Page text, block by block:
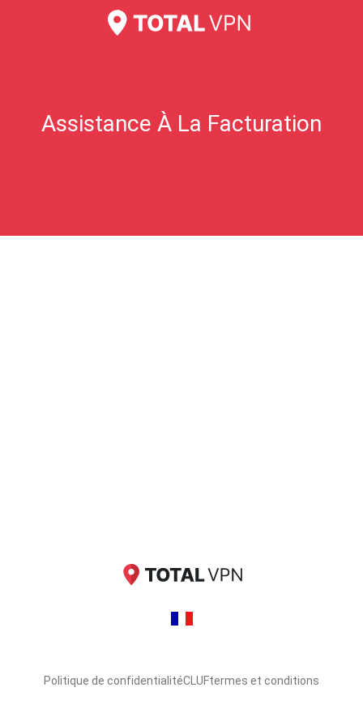
Assistance À La Facturation
Je crois qu'on m'a surfacturé ?
Politique de confidentialitéCLUFtermes et conditions